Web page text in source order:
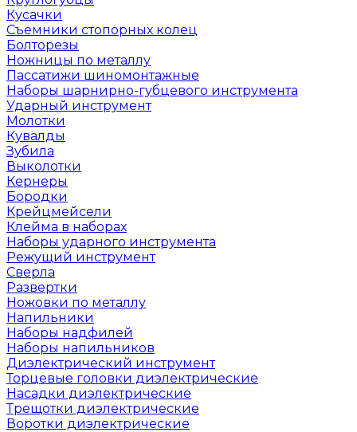
Кусачки
Съемники стопорных колец
Болторезы
Ножницы по металлу
Пассатижи шиномонтажные
Наборы шарнирно-губцевого инструмента
Ударный инструмент
Молотки
Кувалды
Зубила
Выколотки
Кернеры
Бородки
Крейцмейсели
Клейма в наборах
Наборы ударного инструмента
Режущий инструмент
Сверла
Развертки
Ножовки по металлу
Напильники
Наборы надфилей
Наборы напильников
Диэлектрический инструмент
Торцевые головки диэлектрические
Насадки диэлектрические
Трещотки диэлектрические
Воротки диэлектрические